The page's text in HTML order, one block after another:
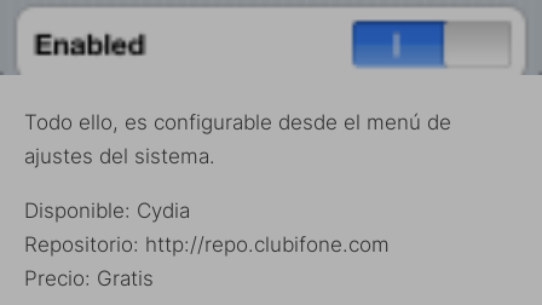
Todo ello, es configurable desde el menú de
ajustes del sistema.
Disponible: Cydia
Repositorio: http://repo.clubifone.com
Precio: Gratis